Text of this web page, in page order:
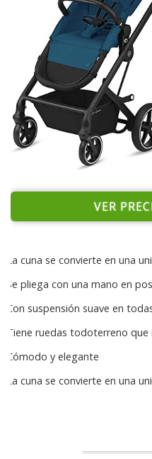
VER
La cuna se convierte en una
Se pliega con una mano en
Con suspensión suave en
Tiene ruedas todoterreno que
Cómodo y elegante
La cuna se convierte en una